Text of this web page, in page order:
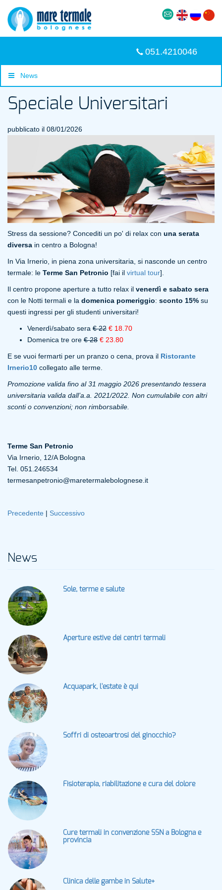
051.4210046
News
Speciale Universitari
pubblicato il 08/01/2026
Stress da sessione? Concediti un po' di relax con una serata
diversa in centro a Bologna!
In Via Irnerio, in piena zona universitaria, si nasconde un centro
termale: le Terme San Petronio [fai il virtual tour].
Il centro propone aperture a tutto relax il venerdì e sabato sera
con le Notti termali e la domenica pomeriggio: sconto 15% su
questi ingressi per gli studenti universitari!
Venerdì/sabato sera € 22 € 18.70
Domenica tre ore € 28 € 23.80
E se vuoi fermarti per un pranzo o cena, prova il Ristorante
Irnerio10 collegato alle terme.
Promozione valida fino al 31 maggio 2026 presentando tessera
universitaria valida dall’a.a. 2021/2022. Non cumulabile con altri
sconti o convenzioni; non rimborsabile.
Terme San Petronio
Via Irnerio, 12/A Bologna
Tel. 051.246534
termesanpetronio@maretermalebolognese.it
Precedente | Successivo
News
Sole, terme e salute
Aperture estive dei centri termali
Acquapark, l'estate è qui
Soffri di osteoartrosi del ginocchio?
Fisioterapia, riabilitazione e cura del dolore
Cure termali in convenzione SSN a Bologna e
provincia
Clinica delle gambe in Salute+